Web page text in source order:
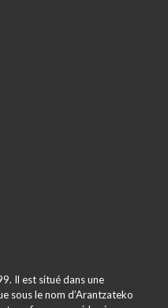
Il est situé dans une
sous le nom d’Arantzateko